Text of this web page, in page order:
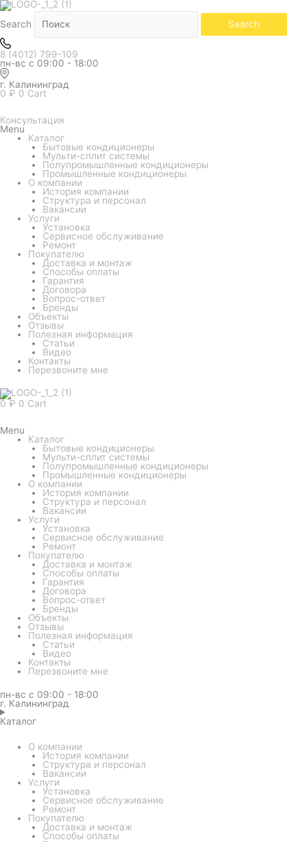
Search Search
8 (4012) 799-109
пн-вс с 09:00 - 18:00
г. Калининград
0 ₽ 0 Cart
Консультация
Menu
Каталог
Бытовые кондиционеры
Мульти-сплит системы
Полупромышленные кондиционеры
Промышленные кондиционеры
О компании
История компании
Структура и персонал
Вакансии
Услуги
Установка
Сервисное обслуживание
Ремонт
Покупателю
Доставка и монтаж
Способы оплаты
Гарантия
Договора
Вопрос-ответ
Бренды
Объекты
Отзывы
Полезная информация
Статьи
Видео
Контакты
Перезвоните мне
0 ₽ 0 Cart
Menu
Каталог
Бытовые кондиционеры
Мульти-сплит системы
Полупромышленные кондиционеры
Промышленные кондиционеры
О компании
История компании
Структура и персонал
Вакансии
Услуги
Установка
Сервисное обслуживание
Ремонт
Покупателю
Доставка и монтаж
Способы оплаты
Гарантия
Договора
Вопрос-ответ
Бренды
Объекты
Отзывы
Полезная информация
Статьи
Видео
Контакты
Перезвоните мне
пн-вс с 09:00 - 18:00
г. Калининград
Каталог
О компании
История компании
Структура и персонал
Вакансии
Услуги
Установка
Сервисное обслуживание
Ремонт
Покупателю
Доставка и монтаж
Способы оплаты
Количество
товара
Наружный
блок
мульти
системы
Ballu
Multi
Smart
BM2OI-
FM/out-